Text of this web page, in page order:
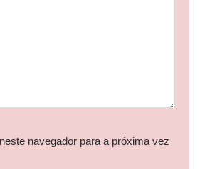
navegador para a próxima vez